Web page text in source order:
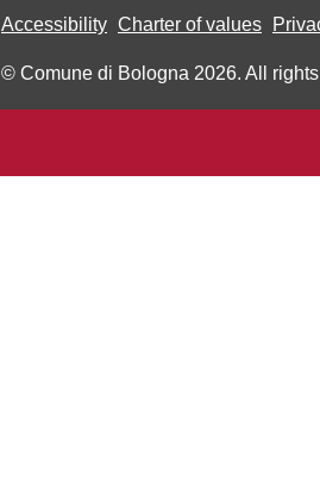
Accessibility Charter of values
© Comune di Bologna 2026. All